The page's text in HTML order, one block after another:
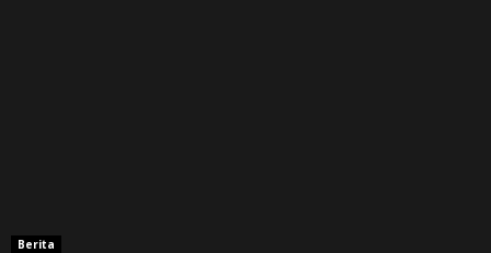
Berita